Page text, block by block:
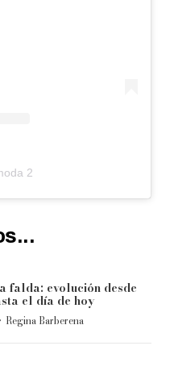
2
falda: evolución desde
el día de hoy
· Regina Barberena